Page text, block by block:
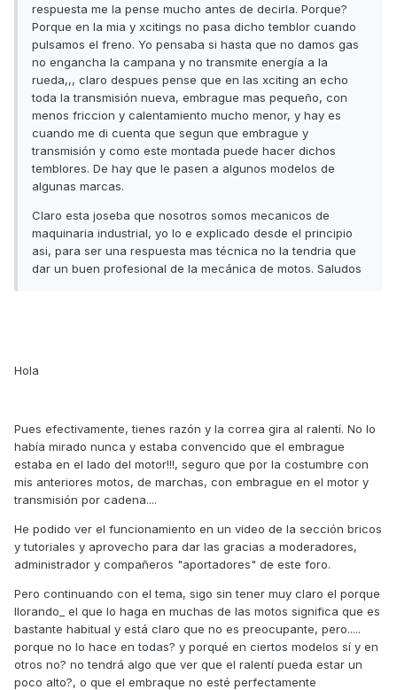
respuesta me la pense mucho antes de decirla. Porque?
Porque en la mia y xcitings no pasa dicho temblor cuando
pulsamos el freno. Yo pensaba si hasta que no damos gas
no engancha la campana y no transmite energía a la
rueda,,, claro despues pense que en las xciting an echo
toda la transmisión nueva, embrague mas pequeño, con
menos friccion y calentamiento mucho menor, y hay es
cuando me di cuenta que segun que embrague y
transmisión y como este montada puede hacer dichos
temblores. De hay que le pasen a algunos modelos de
algunas marcas.
Claro esta joseba que nosotros somos mecanicos de
maquinaria industrial, yo lo e explicado desde el principio
asi, para ser una respuesta mas técnica no la tendria que
dar un buen profesional de la mecánica de motos. Saludos
Hola
Pues efectivamente, tienes razón y la correa gira al ralentí. No lo
había mirado nunca y estaba convencido que el embrague
estaba en el lado del motor!!!, seguro que por la costumbre con
mis anteriores motos, de marchas, con embrague en el motor y
transmisión por cadena....
He podido ver el funcionamiento en un video de la sección bricos
y tutoriales y aprovecho para dar las gracias a moderadores,
administrador y compañeros "aportadores" de este foro.
Pero continuando con el tema, sigo sin tener muy claro el porque
llorando_ el que lo haga en muchas de las motos significa que es
bastante habitual y está claro que no es preocupante, pero.....
porque no lo hace en todas? y porqué en ciertos modelos sí y en
otros no? no tendrá algo que ver que el ralentí pueda estar un
poco alto?, o que el embraque no esté perfectamente